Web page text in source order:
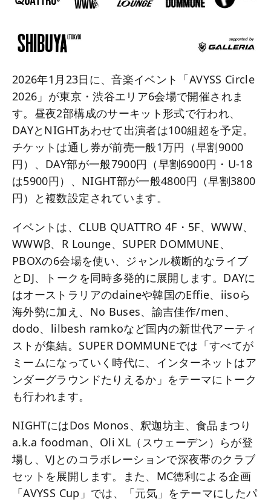
2026年1月23日に、音楽イベント「AVYSS Circle
2026」が東京・渋谷エリア6会場で開催されま
す。昼夜2部構成のサーキット形式で行われ、
DAYとNIGHTあわせて出演者は100組超を予定。
チケットは通し券が前売一般1万円（早割9000
円）、DAY部が一般7900円（早割6900円・U-18
は5900円）、NIGHT部が一般4800円（早割3800
円）と複数設定されています。
イベントは、CLUB QUATTRO 4F・5F、WWW、
WWWβ、R Lounge、SUPER DOMMUNE、
PBOXの6会場を使い、ジャンル横断的なライブ
とDJ、トークを同時多発的に展開します。DAYに
はオーストラリアのdaineや韓国のEffie、iisoら
海外勢に加え、No Buses、諭吉佳作/men、
dodo、lilbesh ramkoなど国内の新世代アーティ
ストが集結。SUPER DOMMUNEでは「すべてが
ミームになっていく時代に、インターネットはア
ンダーグラウンドたりえるか」をテーマにトーク
も行われます。
NIGHTにはDos Monos、釈迦坊主、食品まつり
a.k.a foodman、Oli XL（スウェーデン）らが登
場し、VJとのコラボレーションで深夜帯のクラブ
セットを展開します。また、MC徳利による企画
「AVYSS Cup」では、「元気」をテーマにしたパ